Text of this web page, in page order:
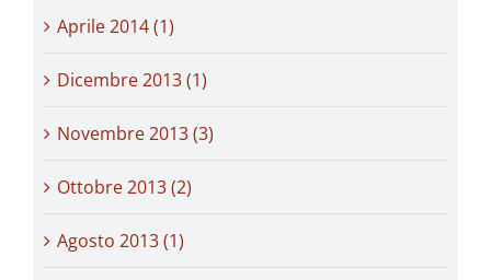
Aprile 2014 (1)
Dicembre 2013 (1)
Novembre 2013 (3)
Ottobre 2013 (2)
Agosto 2013 (1)